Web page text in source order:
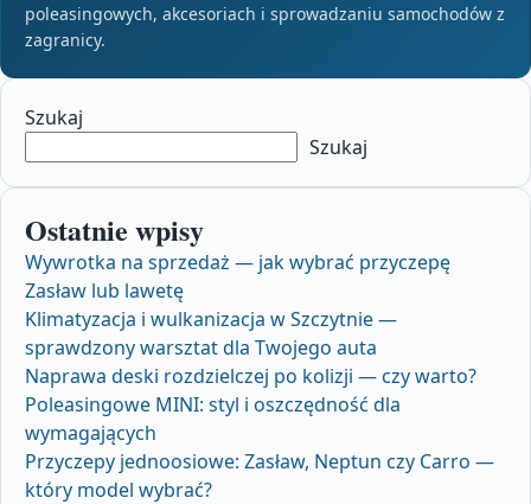
poleasingowych, akcesoriach i sprowadzaniu samochodów z
zagranicy.
Szukaj
Szukaj
Ostatnie wpisy
Wywrotka na sprzedaż — jak wybrać przyczepę
Zasław lub lawetę
Klimatyzacja i wulkanizacja w Szczytnie —
sprawdzony warsztat dla Twojego auta
Naprawa deski rozdzielczej po kolizji — czy warto?
Poleasingowe MINI: styl i oszczędność dla
wymagających
Przyczepy jednoosiowe: Zasław, Neptun czy Carro —
który model wybrać?